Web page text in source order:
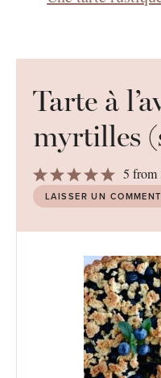
Tarte à
myrtilles
5
Stars
4
Stars
3
Stars
2
Stars
1
Star
5 from
LAISSER UN